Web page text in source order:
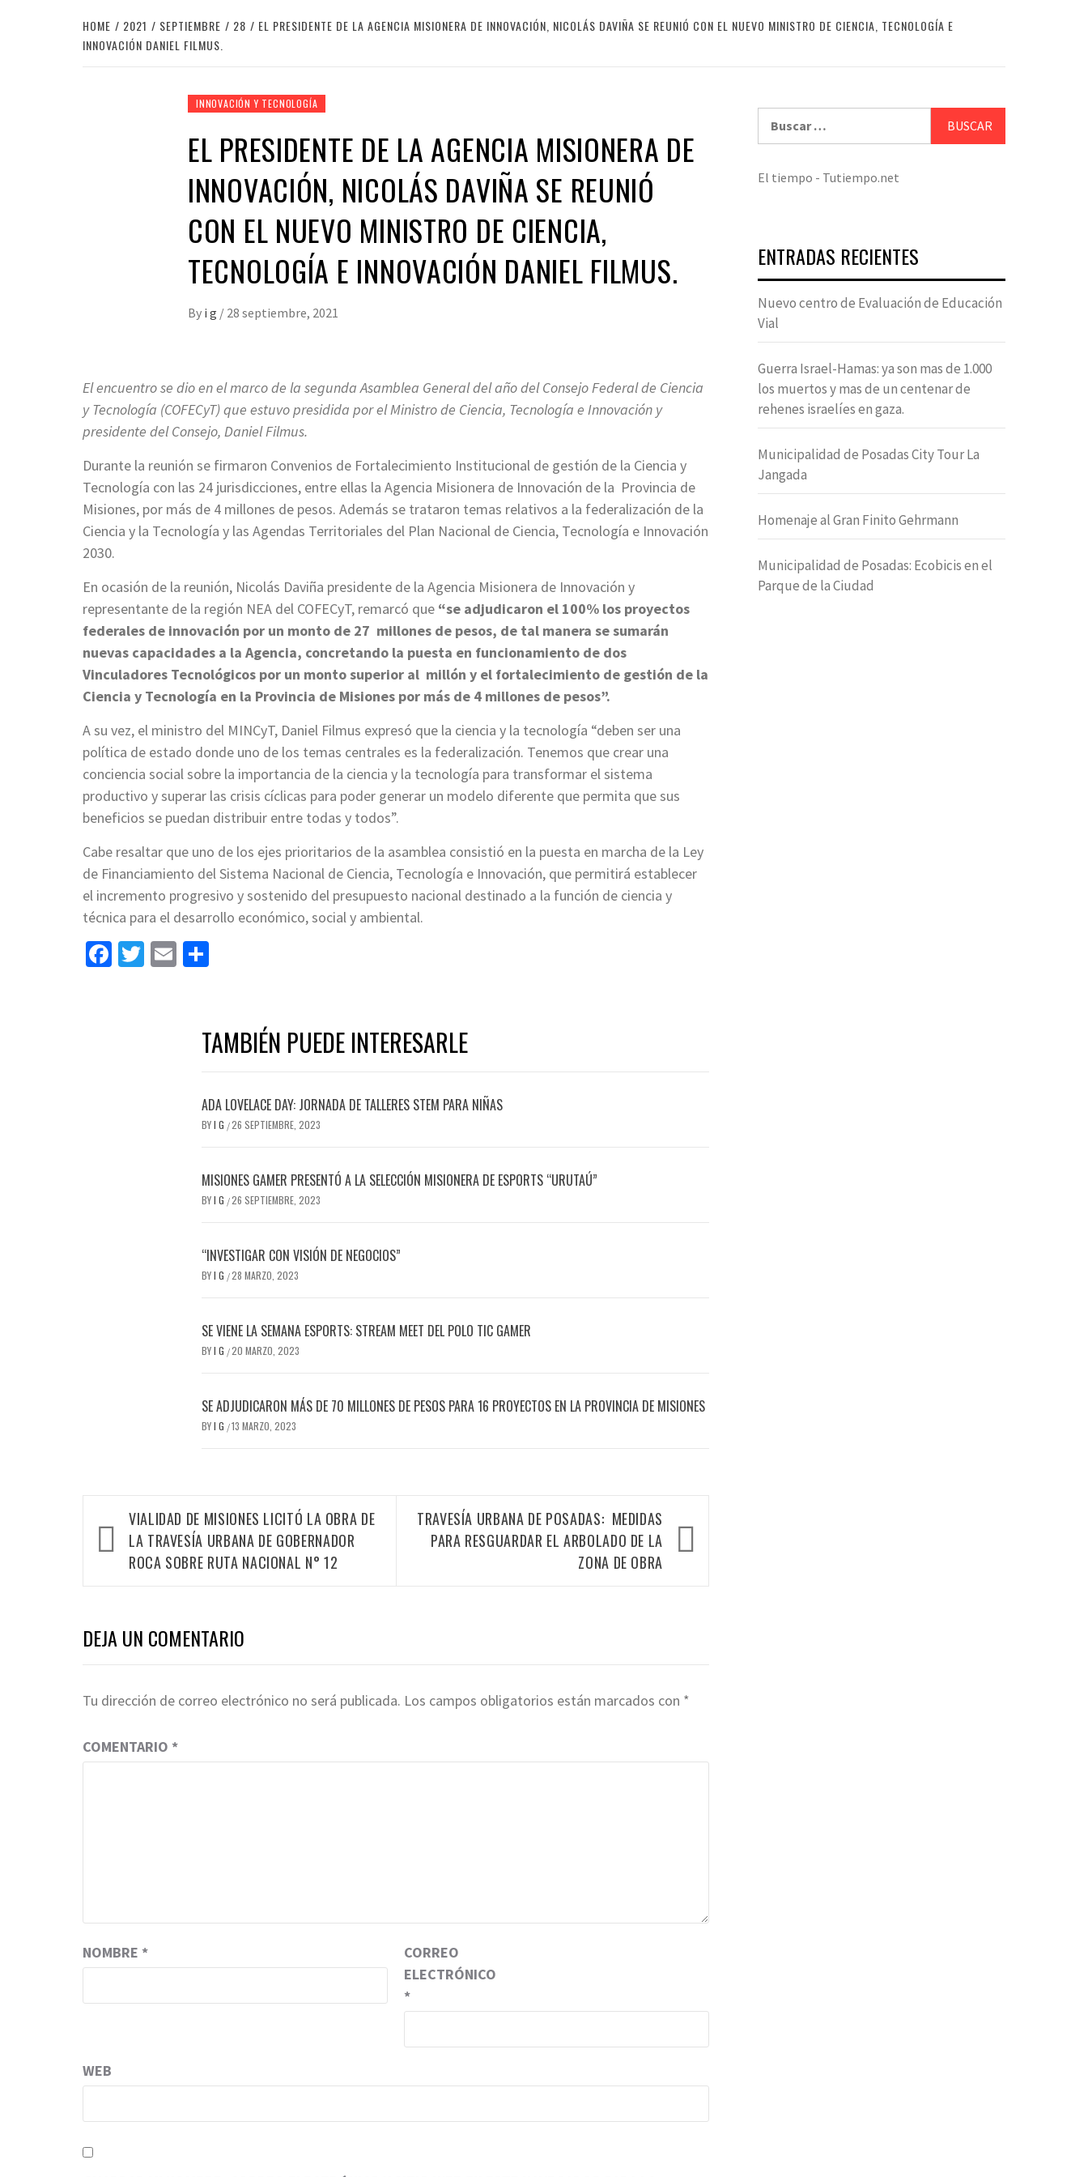
HOME 2021 SEPTIEMBRE 28
EL PRESIDENTE DE LA AGENCIA MISIONERA DE INNOVACIÓN, NICOLÁS DAVIÑA SE REUNIÓ CON EL NUEVO MINISTRO DE CIENCIA, TECNOLOGÍA E
INNOVACIÓN DANIEL FILMUS.
INNOVACIÓN Y TECNOLOGÍA
EL PRESIDENTE DE LA AGENCIA MISIONERA DE
INNOVACIÓN, NICOLÁS DAVIÑA SE REUNIÓ
CON EL NUEVO MINISTRO DE CIENCIA,
TECNOLOGÍA E INNOVACIÓN DANIEL FILMUS.
By i g / 28 septiembre, 2021
El encuentro se dio enel marco de la segunda Asamblea General del año del Consejo Federal de Ciencia
y Tecnología (COFECyT) que estuvo presidida por el Ministro de Ciencia, Tecnología e Innovación y
presidente del Consejo, Daniel Filmus.
Durante la reunión se firmaron Convenios de Fortalecimiento Institucional de gestión de la Ciencia y
Tecnología con las 24 jurisdicciones, entre ellas la Agencia Misionera de Innovación de la Provincia de
Misiones, por más de 4 millones de pesos. Además se trataron temas relativos a la federalización de la
Ciencia y la Tecnología y las Agendas Territoriales del Plan Nacional de Ciencia, Tecnología e Innovación
2030.
En ocasión de la reunión, Nicolás Daviña presidente de la Agencia Misionera de Innovación y
representante de la región NEA del COFECyT, remarcó que “se adjudicaron el 100% los proyectos
federales de innovación por un monto de 27 millones de pesos, de tal manera se sumarán
nuevas capacidades a la Agencia, concretando la puesta en funcionamiento de dos
Vinculadores Tecnológicos por un monto superior al millón y el fortalecimiento de gestión de la
Ciencia y Tecnología en la Provincia de Misiones por más de 4 millones de pesos”.
A su vez, el ministro del MINCyT, Daniel Filmus expresó que la ciencia y la tecnología “deben ser una
política de estado donde uno de los temas centrales es la federalización. Tenemos que crear una
conciencia social sobre la importancia de la ciencia y la tecnología para transformar el sistema
productivo y superar las crisis cíclicas para poder generar un modelo diferente que permita que sus
beneficios se puedan distribuir entre todas y todos”.
Cabe resaltar que uno de los ejes prioritarios de la asamblea consistió en la puesta en marcha de la Ley
de Financiamiento del Sistema Nacional de Ciencia, Tecnología e Innovación, que permitirá establecer
el incremento progresivo y sostenido del presupuesto nacional destinado a la función de ciencia y
técnica para el desarrollo económico, social y ambiental.
Facebook
Twitter
Email
TAMBIÉN PUEDE INTERESARLE
ADA LOVELACE DAY: JORNADA DE TALLERES STEM PARA NIÑAS
BYI G /26 SEPTIEMBRE, 2023
MISIONES GAMER PRESENTÓ A LA SELECCIÓN MISIONERA DE ESPORTS “URUTAÚ”
BYI G /26 SEPTIEMBRE, 2023
“INVESTIGAR CON VISIÓN DE NEGOCIOS”
BYI G /28 MARZO, 2023
SE VIENE LA SEMANA ESPORTS: STREAM MEET DEL POLO TIC GAMER
BYI G /20 MARZO, 2023
SE ADJUDICARON MÁS DE 70 MILLONES DE PESOS PARA 16 PROYECTOS EN LA PROVINCIA DE MISIONES
BYI G /13 MARZO, 2023
Navegación
de
entradas
VIALIDAD DE MISIONES LICITÓ LA OBRA DE
LA TRAVESÍA URBANA DE GOBERNADOR
ROCA SOBRE RUTA NACIONAL N° 12
TRAVESÍA URBANA DE POSADAS: MEDIDAS
PARA RESGUARDAR EL ARBOLADO DE LA
ZONA DE OBRA
DEJA UN COMENTARIO
Tu dirección de correo electrónico no será publicada. Los campos obligatorios están marcados con *
COMENTARIO *
NOMBRE *
CORREO
ELECTRÓNICO
*
WEB
El tiempo - Tutiempo.net
ENTRADAS RECIENTES
Nuevo centro de Evaluación de Educación
Vial
Guerra Israel-Hamas: ya son mas de 1.000
los muertos y mas de un centenar de
rehenes israelíes en gaza.
Municipalidad de Posadas City Tour La
Jangada
Homenaje al Gran Finito Gehrmann
Municipalidad de Posadas: Ecobicis en el
Parque de la Ciudad